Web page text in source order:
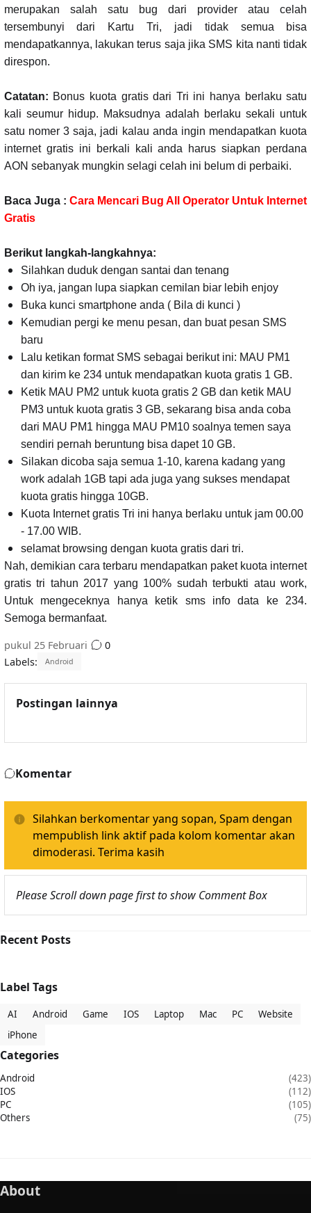
merupakan salah satu bug dari provider atau celah
tersembunyi dari Kartu Tri, jadi tidak semua bisa
mendapatkannya, lakukan terus saja jika SMS kita nanti tidak
direspon.
Catatan: Bonus kuota gratis dari Tri ini hanya berlaku satu
kali seumur hidup. Maksudnya adalah berlaku sekali untuk
satu nomer 3 saja, jadi kalau anda ingin mendapatkan kuota
internet gratis ini berkali kali anda harus siapkan perdana
AON sebanyak mungkin selagi celah ini belum di perbaiki.
Baca Juga : Cara Mencari Bug All Operator Untuk Internet
Gratis
Berikut langkah-langkahnya:
Silahkan duduk dengan santai dan tenang
Oh iya, jangan lupa siapkan cemilan biar lebih enjoy
Buka kunci smartphone anda ( Bila di kunci )
Kemudian pergi ke menu pesan, dan buat pesan SMS
baru
Lalu ketikan format SMS sebagai berikut ini: MAU PM1
dan kirim ke 234 untuk mendapatkan kuota gratis 1 GB.
Ketik MAU PM2 untuk kuota gratis 2 GB dan ketik MAU
PM3 untuk kuota gratis 3 GB, sekarang bisa anda coba
dari MAU PM1 hingga MAU PM10 soalnya temen saya
sendiri pernah beruntung bisa dapet 10 GB.
Silakan dicoba saja semua 1-10, karena kadang yang
work adalah 1GB tapi ada juga yang sukses mendapat
kuota gratis hingga 10GB.
Kuota Internet gratis Tri ini hanya berlaku untuk jam 00.00
- 17.00 WIB.
selamat browsing dengan kuota gratis dari tri.
Nah, demikian cara terbaru mendapatkan paket kuota internet
gratis tri tahun 2017 yang 100% sudah terbukti atau work,
Untuk mengeceknya hanya ketik sms info data ke 234.
Semoga bermanfaat.
pukul 25 Februari
0
Labels:
Android
Postingan lainnya
Komentar
Silahkan berkomentar yang sopan, Spam dengan
mempublish link aktif pada kolom komentar akan
dimoderasi. Terima kasih
Please Scroll down page first to show Comment Box
Recent Posts
Label Tags
AI Android Game IOS Laptop Mac PC
Website
iPhone
Categories
Android
(423)
IOS
(112)
PC
(105)
Others
(75)
About